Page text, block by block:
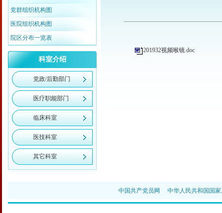
党群组织机构图
医院组织机构图
院区分布一览表
科室介绍
党政/后勤部门
医疗职能部门
临床科室
医技科室
其它科室
201932视频喉镜.doc
中国共产党员网 中华人民共和国国